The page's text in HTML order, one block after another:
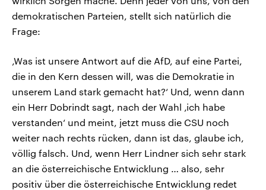
demokratischen Parteien, stellt sich natürlich die
Frage:
‚Was ist unsere Antwort auf die AfD, auf eine Partei,
die in den Kern dessen will, was die Demokratie in
unserem Land stark gemacht hat?‘ Und, wenn dann
ein Herr Dobrindt sagt, nach der Wahl ‚ich habe
verstanden‘ und meint, jetzt muss die CSU noch
weiter nach rechts rücken, dann ist das, glaube ich,
völlig falsch. Und, wenn Herr Lindner sich sehr stark
an die österreichische Entwicklung … also, sehr
positiv über die österreichische Entwicklung redet